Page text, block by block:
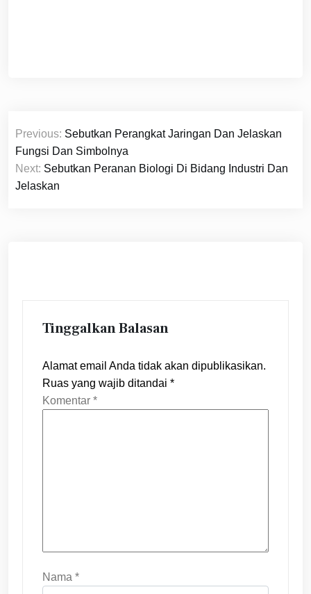
Navigasi
pos
Previous: Sebutkan Perangkat Jaringan Dan Jelaskan
Fungsi Dan Simbolnya
Next: Sebutkan Peranan Biologi Di Bidang Industri Dan
Jelaskan
Tinggalkan Balasan
Alamat email Anda tidak akan dipublikasikan.
Ruas yang wajib ditandai *
Komentar *
Nama *